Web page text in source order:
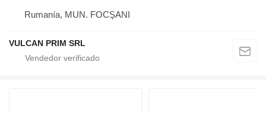
Rumanía, MUN. FOCŞANI
VULCAN PRIM SRL